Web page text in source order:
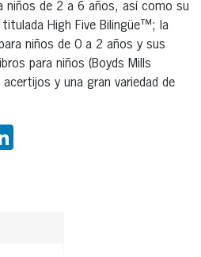
niños de 2 a 6 años, así como su
High Five Bilingüe™; la
niños de 0 a 2 años y sus
para niños (Boyds Mills
y una gran variedad de